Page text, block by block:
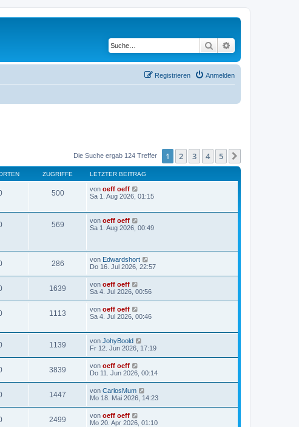
Suche
Anmelden
Registrieren
Die Suche ergab 124 Treffer 1 2 3 4 5
ZUGRIFFE LETZTER BEITRAG
500 von oeff oeff
Sa 1. Aug 2026, 01:15
569 von oeff oeff
Sa 1. Aug 2026, 00:49
286 von Edwardshort
Do 16. Jul 2026, 22:57
1639 von oeff oeff
Sa 4. Jul 2026, 00:56
1113 von oeff oeff
Sa 4. Jul 2026, 00:46
1139 von JohyBoold
Fr 12. Jun 2026, 17:19
3839 von oeff oeff
Do 11. Jun 2026, 00:14
1447 von CarlosMum
Mo 18. Mai 2026, 14:23
2499 von oeff oeff
Mo 20. Apr 2026, 01:10